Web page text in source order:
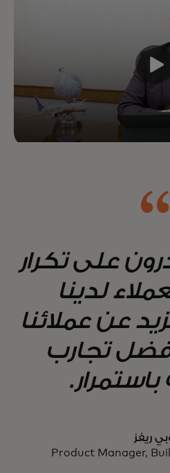
على تكرار
لدينا
عن عملائنا
تجارب
ريفز
Product Manager,